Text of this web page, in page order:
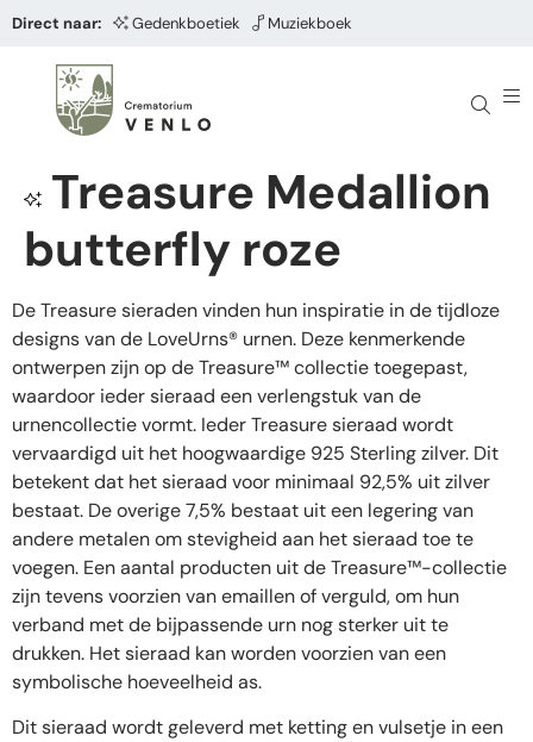
Direct naar: Gedenkboetiek Muziekboek
Treasure Medallion
butterfly roze
De Treasure sieraden vinden hun inspiratie in de tijdloze
designs van de LoveUrns® urnen. Deze kenmerkende
ontwerpen zijn op de Treasure™ collectie toegepast,
waardoor ieder sieraad een verlengstuk van de
urnencollectie vormt. Ieder Treasure sieraad wordt
vervaardigd uit het hoogwaardige 925 Sterling zilver. Dit
betekent dat het sieraad voor minimaal 92,5% uit zilver
bestaat. De overige 7,5% bestaat uit een legering van
andere metalen om stevigheid aan het sieraad toe te
voegen. Een aantal producten uit de Treasure™-collectie
zijn tevens voorzien van emaillen of verguld, om hun
verband met de bijpassende urn nog sterker uit te
drukken. Het sieraad kan worden voorzien van een
symbolische hoeveelheid as.
Dit sieraad wordt geleverd met ketting en vulsetje in een